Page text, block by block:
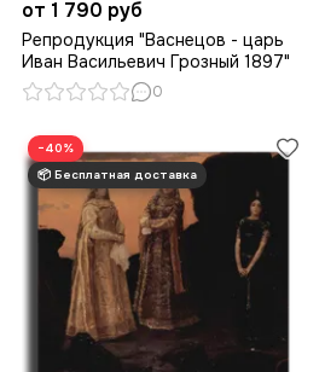
от 1 790 руб
Репродукция "Васнецов - царь
Иван Васильевич Грозный 1897"
0
−40%